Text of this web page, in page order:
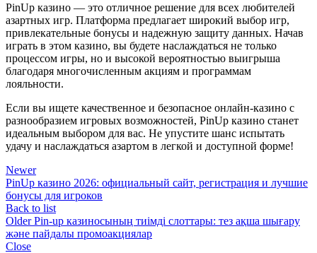
PinUp казино — это отличное решение для всех любителей
азартных игр. Платформа предлагает широкий выбор игр,
привлекательные бонусы и надежную защиту данных. Начав
играть в этом казино, вы будете наслаждаться не только
процессом игры, но и высокой вероятностью выигрыша
благодаря многочисленным акциям и программам
лояльности.
Если вы ищете качественное и безопасное онлайн-казино с
разнообразием игровых возможностей, PinUp казино станет
идеальным выбором для вас. Не упустите шанс испытать
удачу и наслаждаться азартом в легкой и доступной форме!
Newer
PinUp казино 2026: официальный сайт, регистрация и лучшие
бонусы для игроков
Back to list
Older Pin-up казиносының тиімді слоттары: тез ақша шығару
және пайдалы промоакциялар
Close